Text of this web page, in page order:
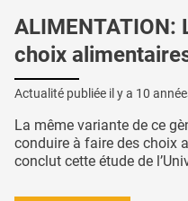
ALIMENTATION:
choix
Actualité publiée il y a 10
La même variante de ce
conduire à faire des choix
conclut cette étude de